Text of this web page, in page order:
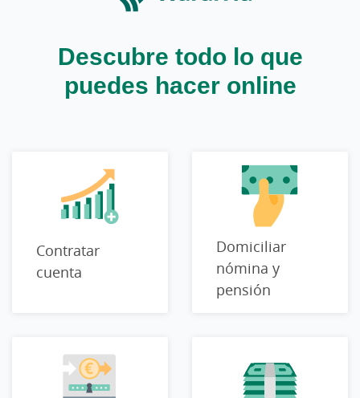
Descubre todo lo que
puedes hacer online
Contratar
cuenta
Domiciliar
nómina y
pensión